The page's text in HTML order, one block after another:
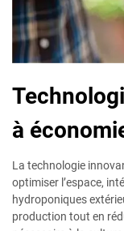
à
La technologie
optimiser l’espace,
hydroponiques
production tout en